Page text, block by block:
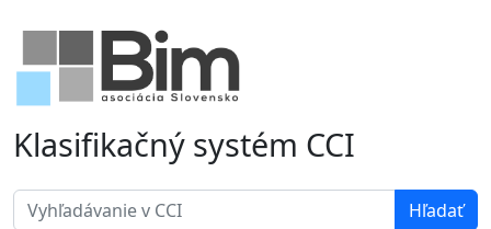
Klasifikačný systém CCI
Search term